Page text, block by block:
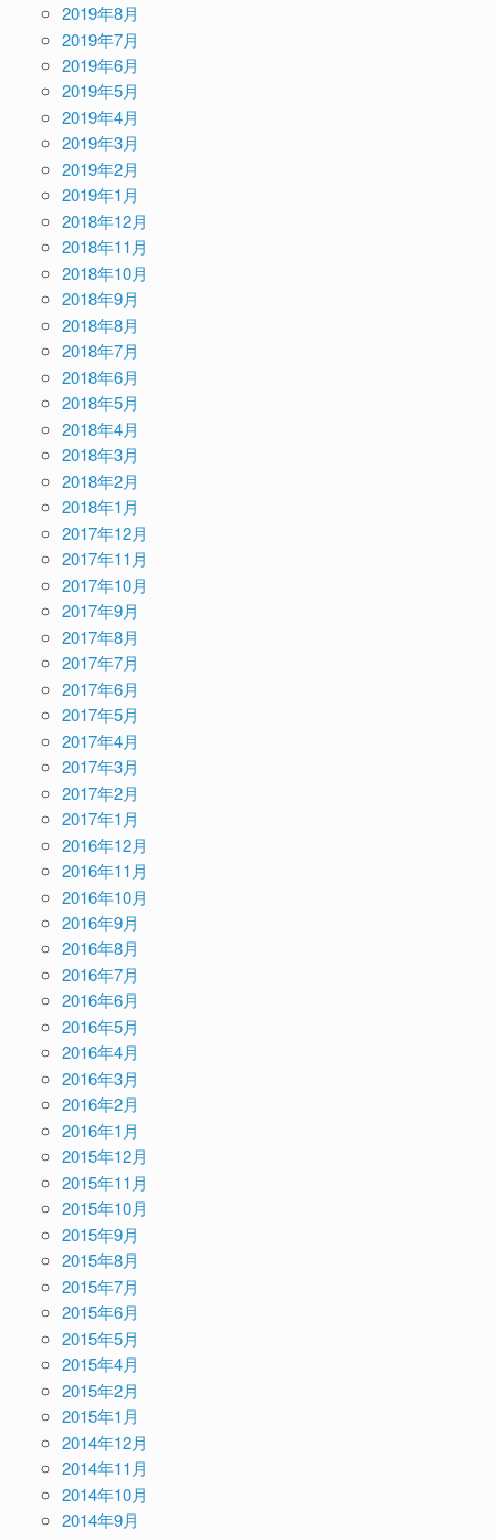
2019年8月
2019年7月
2019年6月
2019年5月
2019年4月
2019年3月
2019年2月
2019年1月
2018年12月
2018年11月
2018年10月
2018年9月
2018年8月
2018年7月
2018年6月
2018年5月
2018年4月
2018年3月
2018年2月
2018年1月
2017年12月
2017年11月
2017年10月
2017年9月
2017年8月
2017年7月
2017年6月
2017年5月
2017年4月
2017年3月
2017年2月
2017年1月
2016年12月
2016年11月
2016年10月
2016年9月
2016年8月
2016年7月
2016年6月
2016年5月
2016年4月
2016年3月
2016年2月
2016年1月
2015年12月
2015年11月
2015年10月
2015年9月
2015年8月
2015年7月
2015年6月
2015年5月
2015年4月
2015年2月
2015年1月
2014年12月
2014年11月
2014年10月
2014年9月